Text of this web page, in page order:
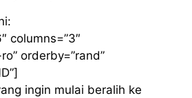
columns=”3″
orderby=”rand”
ingin mulai beralih ke